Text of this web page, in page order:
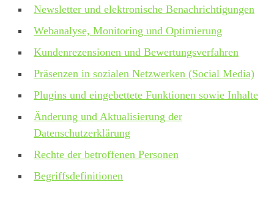
Newsletter und elektronische Benachrichtigungen
Webanalyse, Monitoring und Optimierung
Kundenrezensionen und Bewertungsverfahren
Präsenzen in sozialen Netzwerken (Social Media)
Plugins und eingebettete Funktionen sowie Inhalte
Änderung und Aktualisierung der
Datenschutzerklärung
Rechte der betroffenen Personen
Begriffsdefinitionen